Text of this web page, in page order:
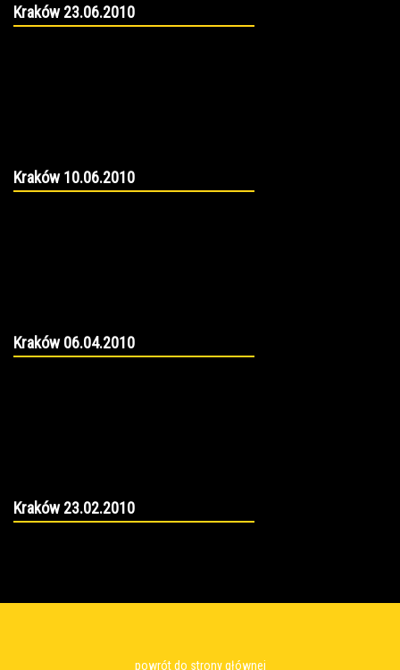
Kraków 23.06.2010
Kraków 10.06.2010
Kraków 06.04.2010
Kraków 23.02.2010
powrót do strony głównej